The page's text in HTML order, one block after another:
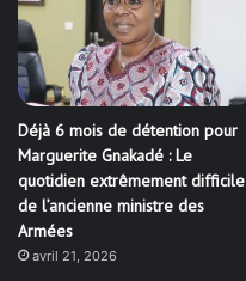
Déjà 6 mois de détention pour
Marguerite Gnakadé : Le
quotidien extrêmement difficile
de l’ancienne ministre des
Armées
avril 21, 2026